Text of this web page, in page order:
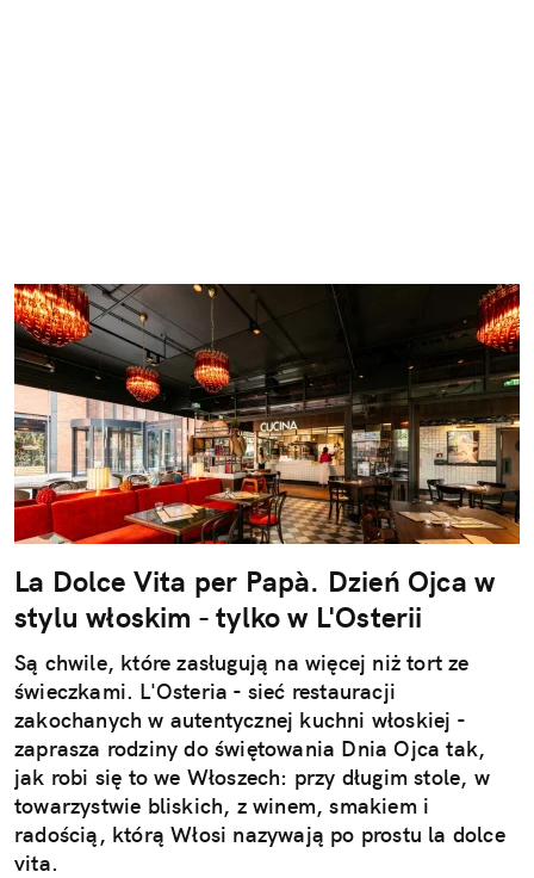
La Dolce Vita per Papà. Dzień Ojca w
stylu włoskim - tylko w L'Osterii
Są chwile, które zasługują na więcej niż tort ze
świeczkami. L'Osteria - sieć restauracji
zakochanych w autentycznej kuchni włoskiej -
zaprasza rodziny do świętowania Dnia Ojca tak,
jak robi się to we Włoszech: przy długim stole, w
towarzystwie bliskich, z winem, smakiem i
radością, którą Włosi nazywają po prostu la dolce
vita.